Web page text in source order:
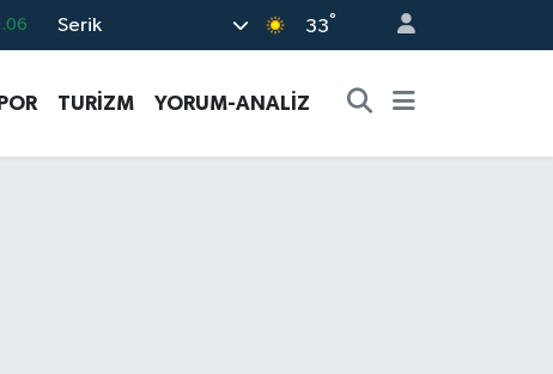
Serik 33°
TURİZM YORUM-ANALİZ